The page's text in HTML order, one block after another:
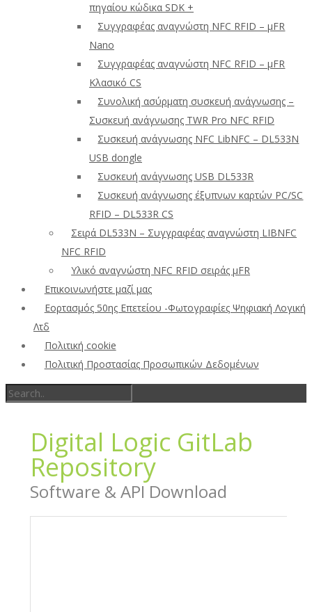
πηγαίου κώδικα SDK +
Συγγραφέας αναγνώστη NFC RFID – μFR
Nano
Συγγραφέας αναγνώστη NFC RFID – μFR
Κλασικό CS
Συνολική ασύρματη συσκευή ανάγνωσης –
Συσκευή ανάγνωσης TWR Pro NFC RFID
Συσκευή ανάγνωσης NFC LibNFC – DL533N
USB dongle
Συσκευή ανάγνωσης USB DL533R
Συσκευή ανάγνωσης έξυπνων καρτών PC/SC
RFID – DL533R CS
Σειρά DL533N – Συγγραφέας αναγνώστη LIBNFC
NFC RFID
Υλικό αναγνώστη NFC RFID σειράς μFR
Επικοινωνήστε μαζί μας
Εορτασμός 50ης Επετείου -Φωτογραφίες Ψηφιακή Λογική
Λτδ
Πολιτική cookie
Πολιτική Προστασίας Προσωπικών Δεδομένων
Digital Logic GitLab
Repository
Software & API Download